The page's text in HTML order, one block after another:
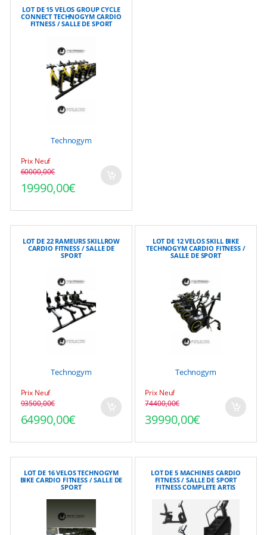
LOT DE 15 VELOS GROUP CYCLE
CONNECT TECHNOGYM CARDIO
FITNESS / SALLE DE SPORT
Technogym
Prix Neuf
60000,00€
Le prix initial était : 60000,00€.
19990,00€
Le prix actuel est : 19990,00€.
LOT DE 22 RAMEURS SKILLROW
CARDIO FITNESS / SALLE DE
SPORT
Technogym
Prix Neuf
93500,00€
Le prix initial était : 93500,00€.
64990,00€
Le prix actuel est : 64990,00€.
LOT DE 12 VELOS SKILL BIKE
TECHNOGYM CARDIO FITNESS /
SALLE DE SPORT
Technogym
Prix Neuf
74400,00€
Le prix initial était :
39990,00€
Le prix actuel est :
LOT DE 16 VELOS TECHNOGYM
BIKE CARDIO FITNESS / SALLE DE
SPORT
LOT DE 5 MACHINES CARDIO
FITNESS / SALLE DE SPORT
FITNESS COMPLETE ARTIS